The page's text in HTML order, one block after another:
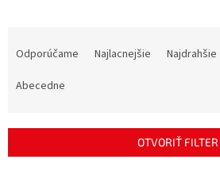
p
Odporúčame Najlacnejšie Najdrahšie
Abecedne
OTVORIŤ FILTER